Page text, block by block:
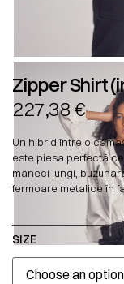
Zipper Shirt
227,38€
Un hibrid între o
este piesa perfectă
mâneci lungi,
fermoare metalice în
SIZE